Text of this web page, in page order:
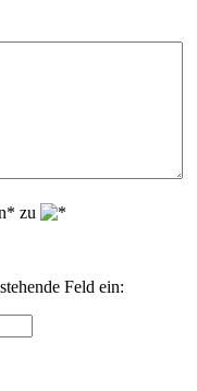
zu
Feld ein: